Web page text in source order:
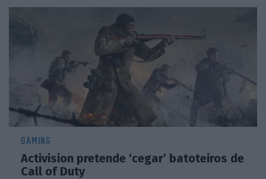
GAMING
Activision pretende ‘cegar’ batoteiros de
Call of Duty